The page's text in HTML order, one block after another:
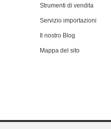
Strumenti di vendita
Servizio importazioni
Il nostro Blog
Mappa del sito